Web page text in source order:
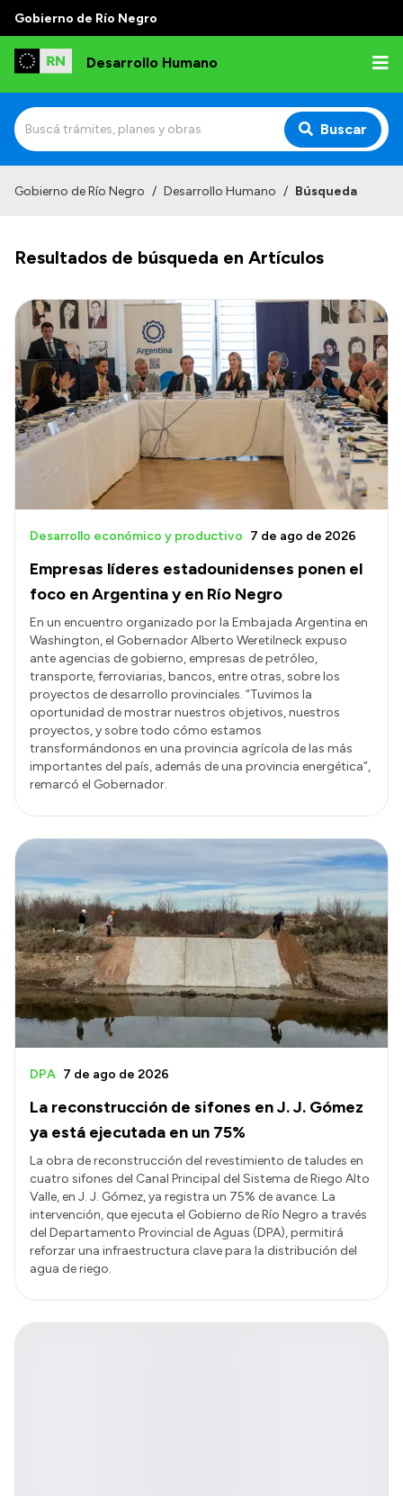
Gobierno de Río Negro
Desarrollo Humano
Buscar
Misión
Autoridades
Delegaciones
Normativa
Transparencia
Boletín Oficial
Compras y licitaciones
Consulta de pago a proveedores
Convocatorias
Intranet
Login
Gobierno de Río Negro / Desarrollo Humano / Búsqueda
Resultados de búsqueda en Artículos
Empresas líderes estadounidenses ponen el
foco en Argentina y en Río Negro
Desarrollo económico y productivo 7 de ago de 2026
En un encuentro organizado por la Embajada Argentina en
Washington, el Gobernador Alberto Weretilneck expuso
ante agencias de gobierno, empresas de petróleo,
transporte, ferroviarias, bancos, entre otras, sobre los
proyectos de desarrollo provinciales. “Tuvimos la
oportunidad de mostrar nuestros objetivos, nuestros
proyectos, y sobre todo cómo estamos
transformándonos en una provincia agrícola de las más
importantes del país, además de una provincia energética”,
remarcó el Gobernador.
La reconstrucción de sifones en J. J. Gómez
ya está ejecutada en un 75%
DPA 7 de ago de 2026
La obra de reconstrucción del revestimiento de taludes en
cuatro sifones del Canal Principal del Sistema de Riego Alto
Valle, en J. J. Gómez, ya registra un 75% de avance. La
intervención, que ejecuta el Gobierno de Río Negro a través
del Departamento Provincial de Aguas (DPA), permitirá
reforzar una infraestructura clave para la distribución del
agua de riego.